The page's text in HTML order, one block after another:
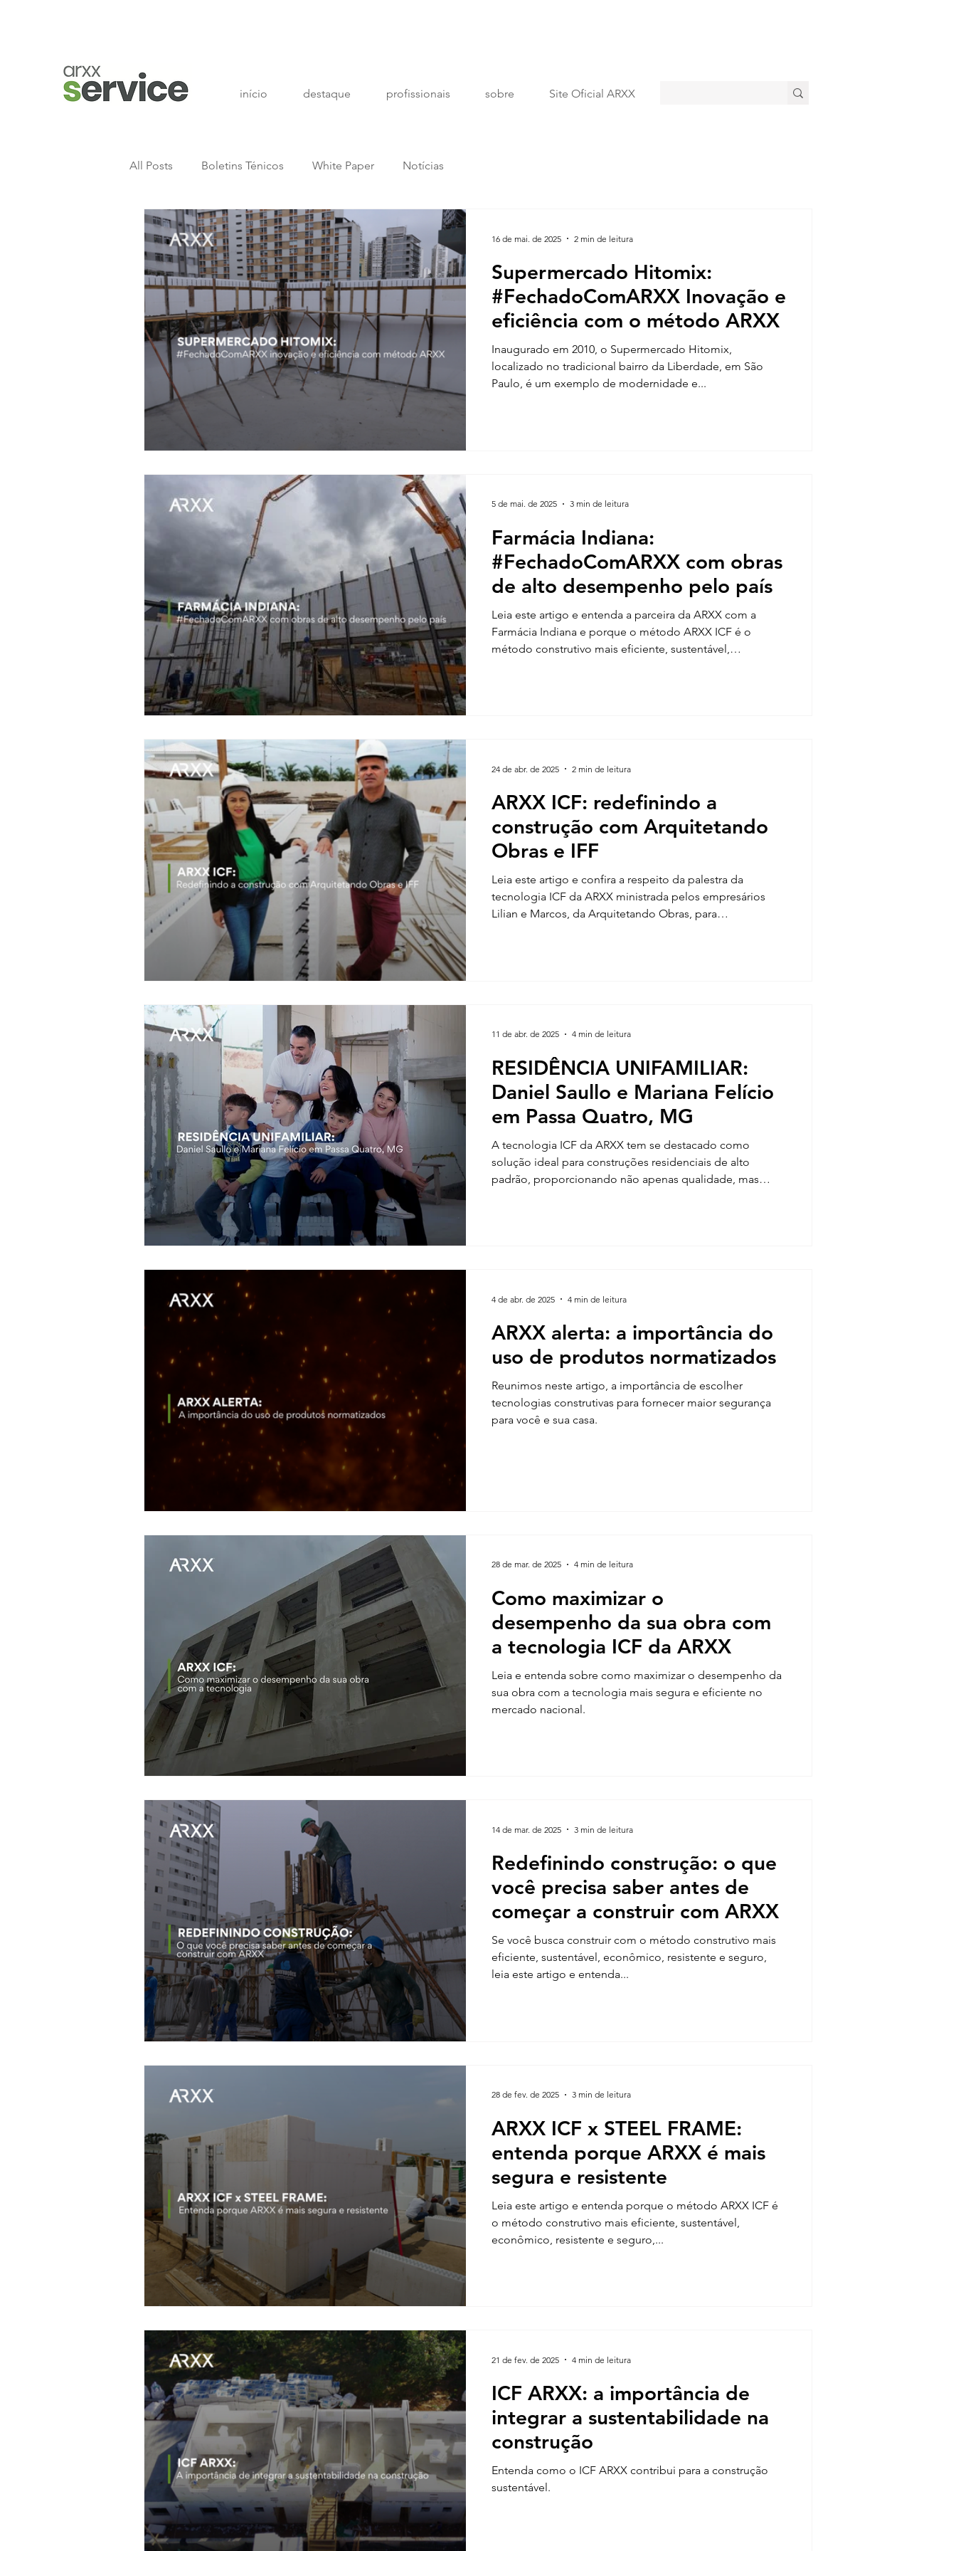
início destaque profissionais sobre Site Oficial ARXX
All Posts Boletins Ténicos White Paper Notícias
Supermercado Hitomix:
#FechadoComARXX Inovação e
eficiência com o método ARXX
Inaugurado em 2010, o Supermercado Hitomix,
localizado no tradicional bairro da Liberdade, em São
Paulo, é um exemplo de modernidade e...
16 de mai. de 2025 2 min de leitura
Farmácia Indiana:
#FechadoComARXX com obras
de alto desempenho pelo país
Leia este artigo e entenda a parceira da ARXX com a
Farmácia Indiana e porque o método ARXX ICF é o
método construtivo mais eficiente, sustentável,
5 de mai. de 2025 3 min de leitura
ARXX ICF: redefinindo a
construção com Arquitetando
Obras e IFF
Leia este artigo e confira a respeito da palestra da
tecnologia ICF da ARXX ministrada pelos empresários
Lilian e Marcos, da Arquitetando Obras, para
24 de abr. de 2025 2 min de leitura
RESIDÊNCIA UNIFAMILIAR:
Daniel Saullo e Mariana Felício
em Passa Quatro, MG
A tecnologia ICF da ARXX tem se destacado como
solução ideal para construções residenciais de alto
padrão, proporcionando não apenas qualidade, mas
Quatro, Minas Gerais.
11 de abr. de 2025 4 min de leitura
ARXX alerta: a importância do
uso de produtos normatizados
Reunimos neste artigo, a importância de escolher
tecnologias construtivas para fornecer maior segurança
para você e sua casa.
4 de abr. de 2025 4 min de leitura
Como maximizar o
desempenho da sua obra com
a tecnologia ICF da ARXX
Leia e entenda sobre como maximizar o desempenho da
sua obra com a tecnologia mais segura e eficiente no
mercado nacional.
28 de mar. de 2025 4 min de leitura
Redefinindo construção: o que
você precisa saber antes de
começar a construir com ARXX
Se você busca construir com o método construtivo mais
eficiente, sustentável, econômico, resistente e seguro,
leia este artigo e entenda...
14 de mar. de 2025 3 min de leitura
ARXX ICF x STEEL FRAME:
entenda porque ARXX é mais
segura e resistente
Leia este artigo e entenda porque o método ARXX ICF é
o método construtivo mais eficiente, sustentável,
econômico, resistente e seguro,...
28 de fev. de 2025 3 min de leitura
ICF ARXX: a importância de
integrar a sustentabilidade na
construção
Entenda como o ICF ARXX contribui para a construção
sustentável.
21 de fev. de 2025 4 min de leitura